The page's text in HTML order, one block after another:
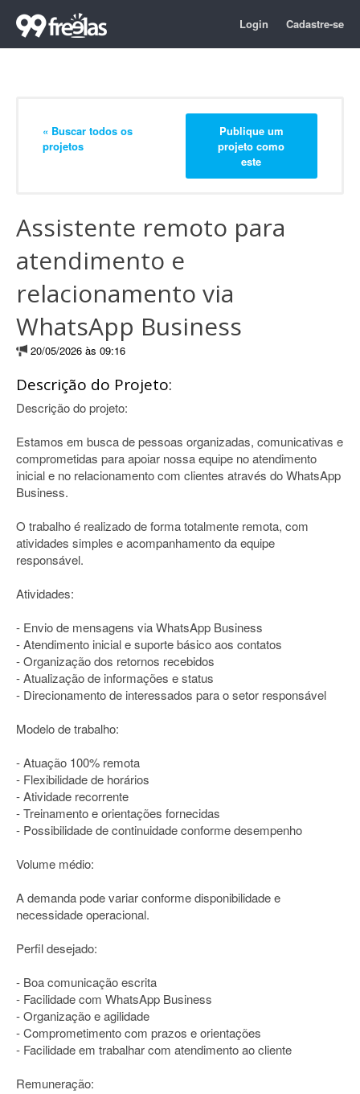
Login Cadastre-se
« Buscar todos os
projetos
Publique um
projeto como
este
Assistente remoto para
atendimento e
relacionamento via
WhatsApp Business
20/05/2026 às 09:16
Descrição do Projeto:
Descrição do projeto:
Estamos em busca de pessoas organizadas, comunicativas e
comprometidas para apoiar nossa equipe no atendimento
inicial e no relacionamento com clientes através do WhatsApp
Business.
O trabalho é realizado de forma totalmente remota, com
atividades simples e acompanhamento da equipe
responsável.
Atividades:
- Envio de mensagens via WhatsApp Business
- Atendimento inicial e suporte básico aos contatos
- Organização dos retornos recebidos
- Atualização de informações e status
- Direcionamento de interessados para o setor responsável
Modelo de trabalho:
- Atuação 100% remota
- Flexibilidade de horários
- Atividade recorrente
- Treinamento e orientações fornecidas
- Possibilidade de continuidade conforme desempenho
Volume médio:
A demanda pode variar conforme disponibilidade e
necessidade operacional.
Perfil desejado:
- Boa comunicação escrita
- Facilidade com WhatsApp Business
- Organização e agilidade
- Comprometimento com prazos e orientações
- Facilidade em trabalhar com atendimento ao cliente
Remuneração: